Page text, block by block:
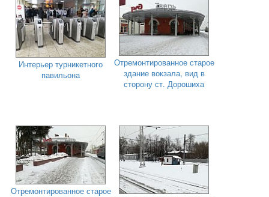
Интерьер турникетного
павильона
Отремонтированное старое
здание вокзала, вид в
сторону ст. Дорошиха
Отремонтированное старое